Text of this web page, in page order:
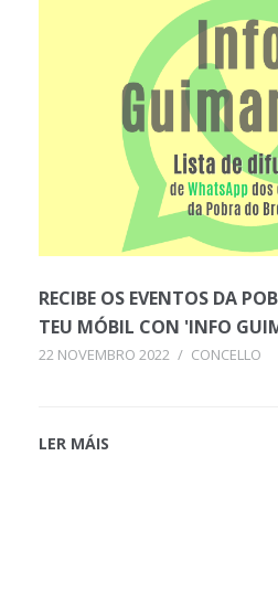
RECIBE OS EVENTOS DA
TEU MÓBIL CON 'INFO
22 NOVEMBRO 2022 / CONCELLO
LER MÁIS